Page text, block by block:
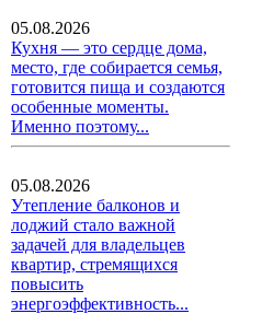
05.08.2026
Кухня — это сердце дома,
место, где собирается семья,
готовится пища и создаются
особенные моменты.
Именно поэтому...
05.08.2026
Утепление балконов и
лоджий стало важной
задачей для владельцев
квартир, стремящихся
повысить
энергоэффективность...